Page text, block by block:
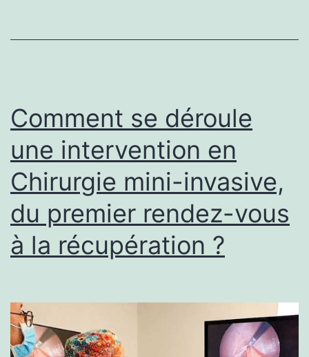
améliorer
en
soi
Comment se déroule
une intervention en
Chirurgie mini-invasive,
du premier rendez-vous
à la récupération ?